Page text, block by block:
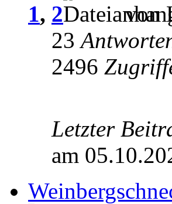
1, 2
von
23
2496
Letzter
am